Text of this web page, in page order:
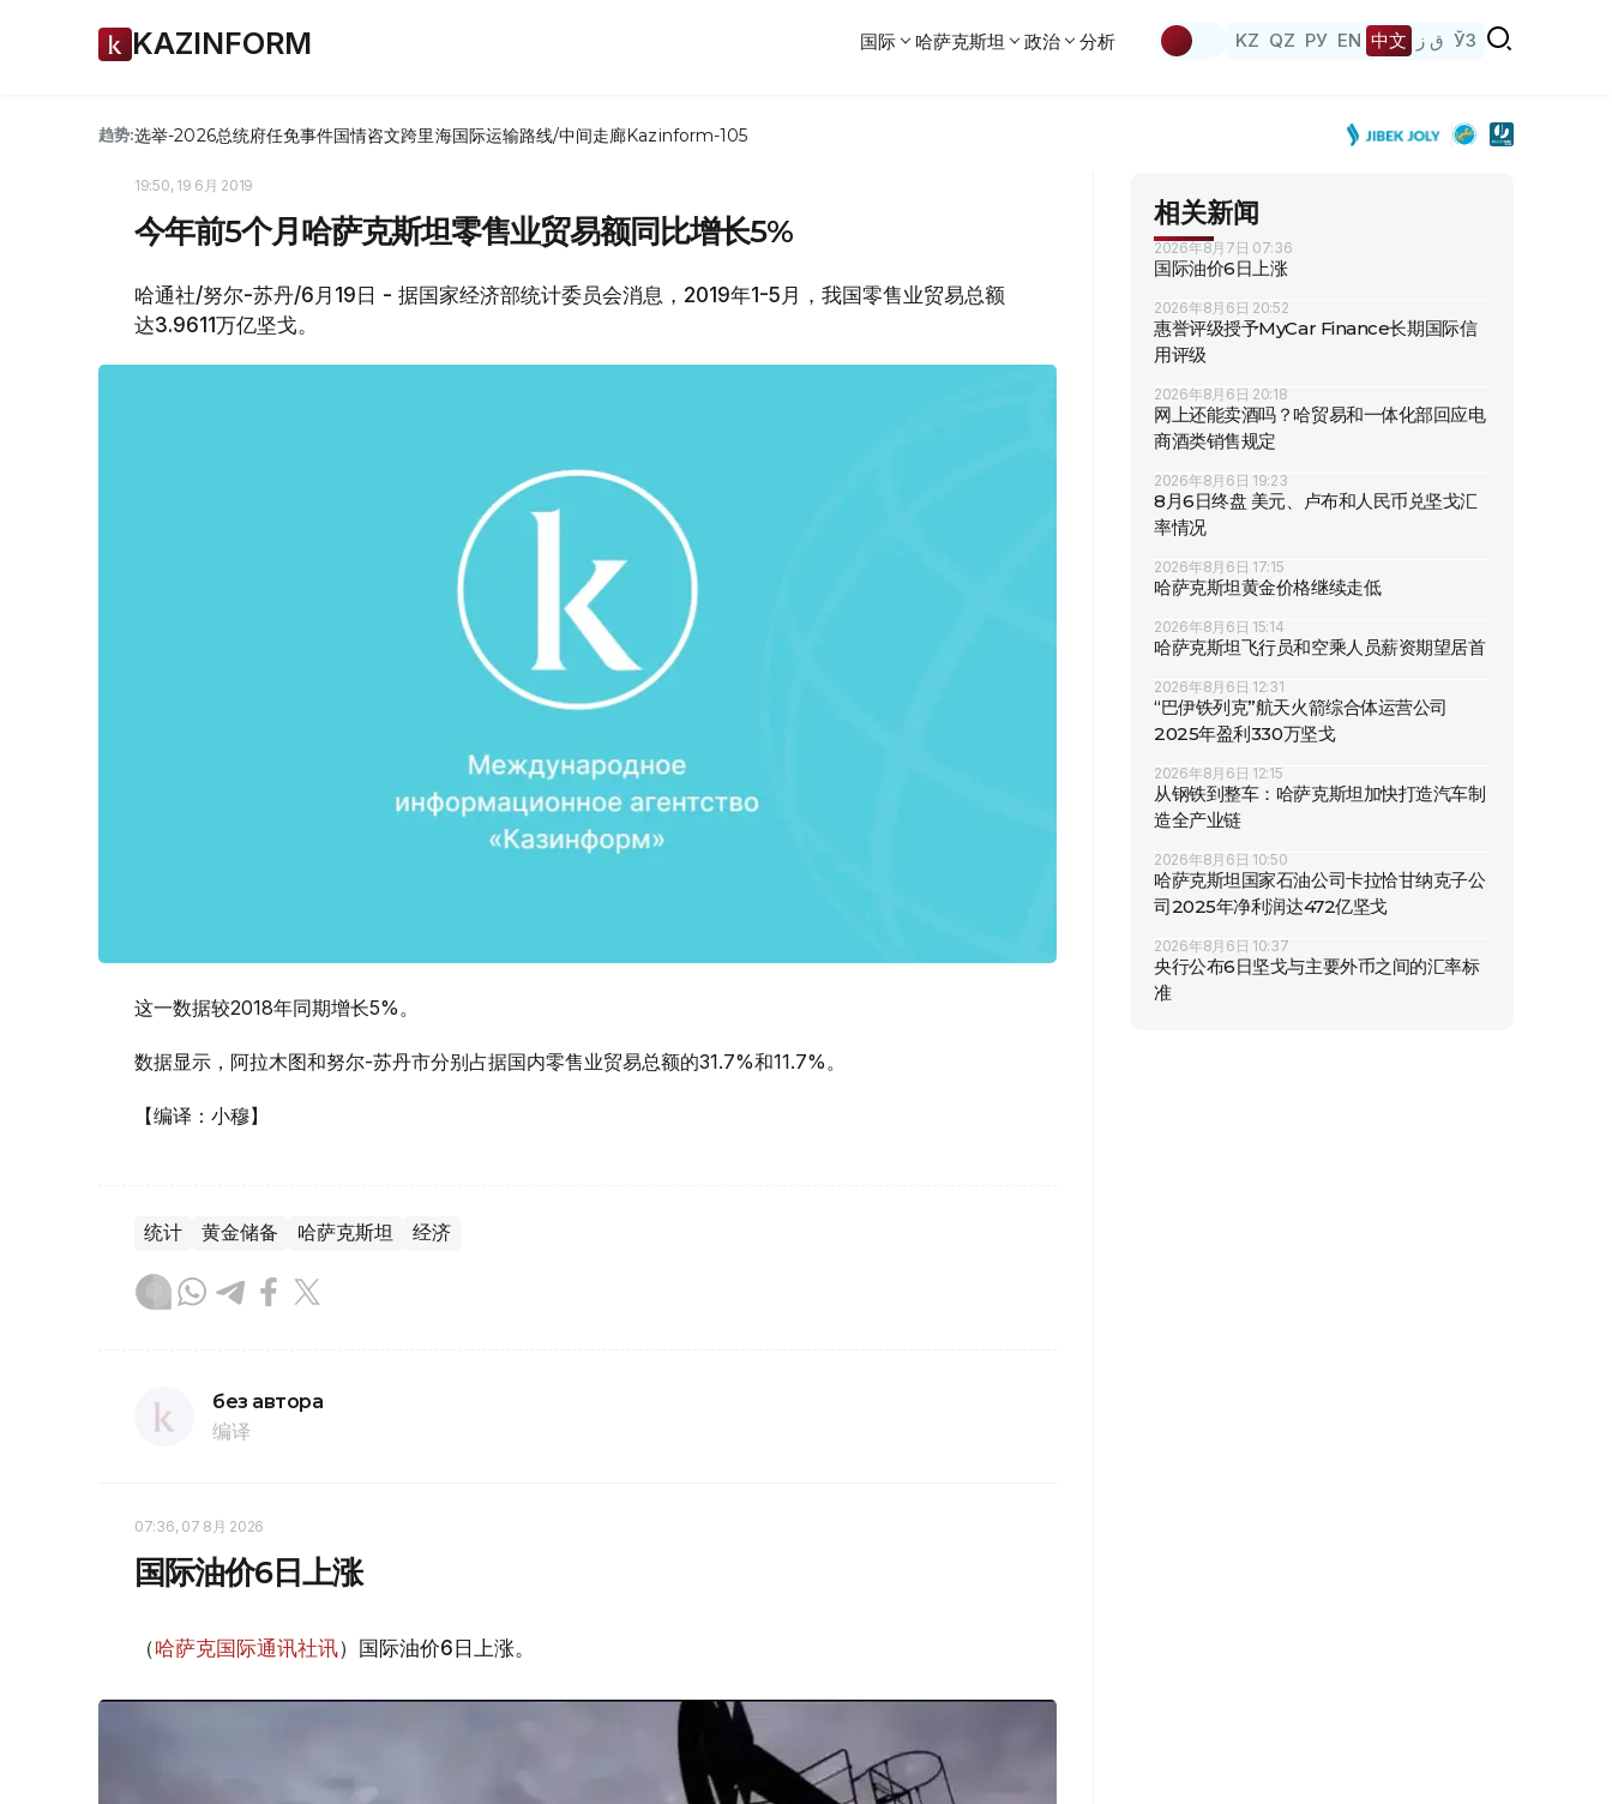
KAZINFORM 国际 哈萨克斯坦 政治 分析 KZ QZ РУ EN 中文 ق ز ЎЗ
趋势:选举-2026总统府任免事件国情咨文跨里海国际运输路线/中间走廊Kazinform-105
19:50, 19 6月 2019
今年前5个月哈萨克斯坦零售业贸易额同比增长5%
哈通社/努尔-苏丹/6月19日 - 据国家经济部统计委员会消息，2019年1-5月，我国零售业贸易总额
达3.9611万亿坚戈。
这一数据较2018年同期增长5%。
数据显示，阿拉木图和努尔-苏丹市分别占据国内零售业贸易总额的31.7%和11.7%。
【编译：小穆】
统计 黄金储备 哈萨克斯坦 经济
без автора
编译
07:36, 07 8月 2026
国际油价6日上涨
（哈萨克国际通讯社讯）国际油价6日上涨。
相关新闻
2026年8月7日 07:36
国际油价6日上涨
2026年8月6日 20:52
惠誉评级授予MyCar Finance长期国际信
用评级
2026年8月6日 20:18
网上还能卖酒吗？哈贸易和一体化部回应电
商酒类销售规定
2026年8月6日 19:23
8月6日终盘 美元、卢布和人民币兑坚戈汇
率情况
2026年8月6日 17:15
哈萨克斯坦黄金价格继续走低
2026年8月6日 15:14
哈萨克斯坦飞行员和空乘人员薪资期望居首
2026年8月6日 12:31
“巴伊铁列克”航天火箭综合体运营公司
2025年盈利330万坚戈
2026年8月6日 12:15
从钢铁到整车：哈萨克斯坦加快打造汽车制
造全产业链
2026年8月6日 10:50
哈萨克斯坦国家石油公司卡拉恰甘纳克子公
司2025年净利润达472亿坚戈
2026年8月6日 10:37
央行公布6日坚戈与主要外币之间的汇率标
准